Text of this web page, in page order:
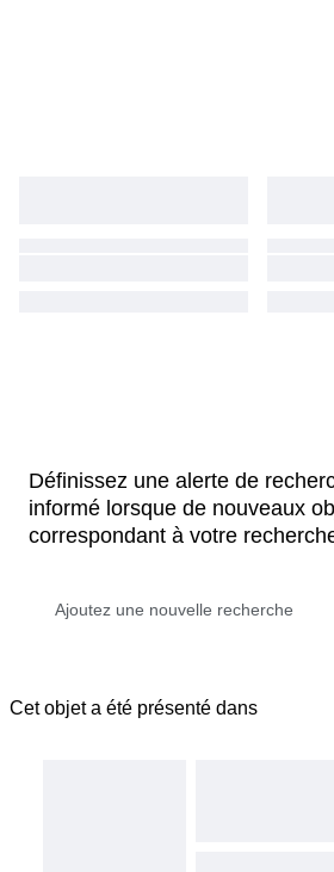
Définissez une alerte de
informé lorsque de nouveaux
correspondant à votre
Cet objet a été présenté dans